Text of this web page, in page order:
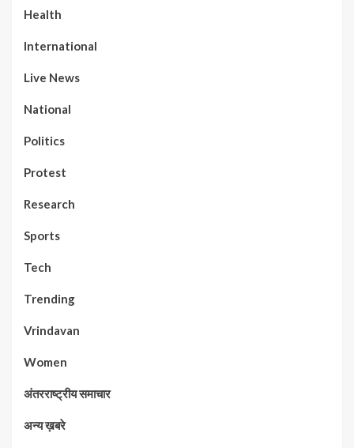
Health
International
Live News
National
Politics
Protest
Research
Sports
Tech
Trending
Vrindavan
Women
अंतरराष्ट्रीय समाचार
अन्य ख़बरे